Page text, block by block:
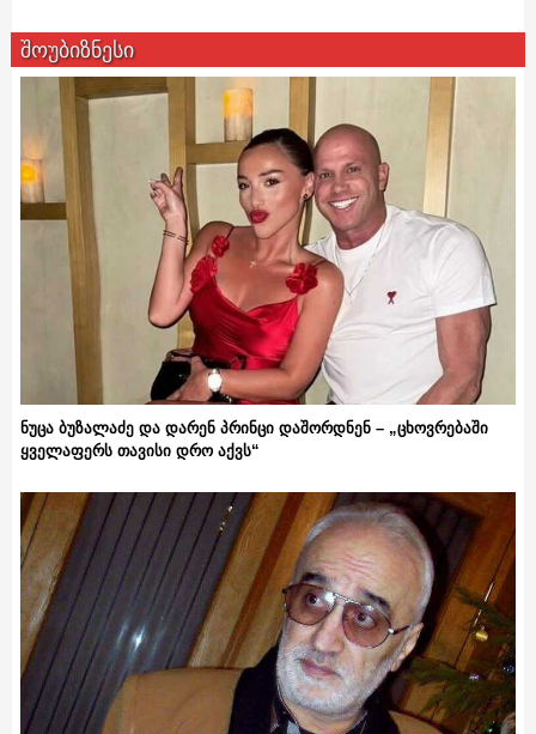
შოუბიზნესი
ნუცა ბუზალაძე და დარენ პრინცი დაშორდნენ – „ცხოვრებაში
ყველაფერს თავისი დრო აქვს“